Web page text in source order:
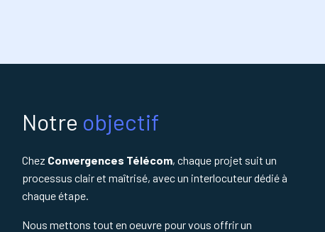
Notre objectif
Chez Convergences Télécom, chaque projet suit un
processus clair et maîtrisé, avec un interlocuteur dédié à
chaque étape.
Nous mettons tout en oeuvre pour vous offrir un